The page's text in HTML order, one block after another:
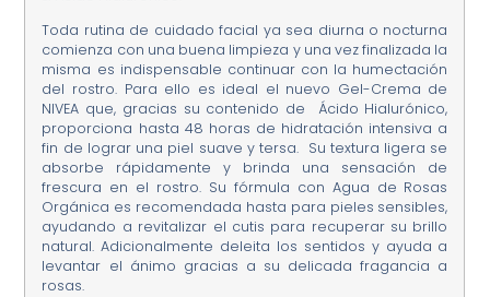
Toda rutina de cuidado facial ya sea diurna o nocturna
comienza con una buena limpieza y una vez finalizada la
misma es indispensable continuar con la humectación
del rostro. Para ello es ideal el nuevo Gel-Crema de
NIVEA que, gracias su contenido de Ácido Hialurónico,
proporciona hasta 48 horas de hidratación intensiva a
fin de lograr una piel suave y tersa. Su textura ligera se
absorbe rápidamente y brinda una sensación de
frescura en el rostro. Su fórmula con Agua de Rosas
Orgánica es recomendada hasta para pieles sensibles,
ayudando a revitalizar el cutis para recuperar su brillo
natural. Adicionalmente deleita los sentidos y ayuda a
levantar el ánimo gracias a su delicada fragancia a
rosas.